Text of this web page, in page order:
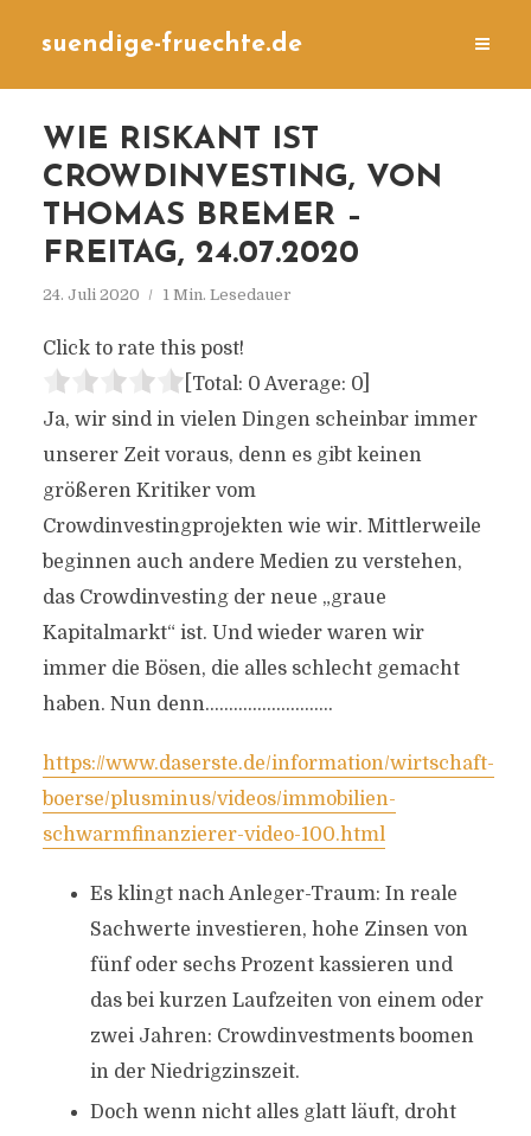
suendige-fruechte.de
WIE RISKANT IST
CROWDINVESTING, VON
THOMAS BREMER –
FREITAG, 24.07.2020
24. Juli 2020 1 Min. Lesedauer
Click to rate this post!
[Total: 0 Average: 0]
Ja, wir sind in vielen Dingen scheinbar immer
unserer Zeit voraus, denn es gibt keinen
größeren Kritiker vom
Crowdinvestingprojekten wie wir. Mittlerweile
beginnen auch andere Medien zu verstehen,
das Crowdinvesting der neue „graue
Kapitalmarkt“ ist. Und wieder waren wir
immer die Bösen, die alles schlecht gemacht
haben. Nun denn………………………
https://www.daserste.de/information/wirtschaft-
boerse/plusminus/videos/immobilien-
schwarmfinanzierer-video-100.html
Es klingt nach Anleger-Traum: In reale
Sachwerte investieren, hohe Zinsen von
fünf oder sechs Prozent kassieren und
das bei kurzen Laufzeiten von einem oder
zwei Jahren: Crowdinvestments boomen
in der Niedrigzinszeit.
Doch wenn nicht alles glatt läuft, droht